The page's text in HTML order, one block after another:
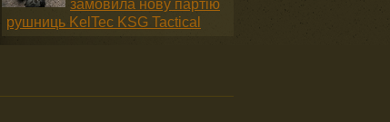
замовила нову партію
рушниць KelTec KSG Tactical